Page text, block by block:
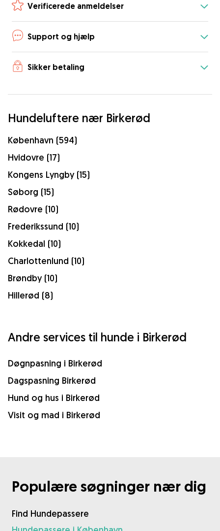
Verificerede anmeldelser
Support og hjælp
Sikker betaling
Hundeluftere nær Birkerød
København (594)
Hvidovre (17)
Kongens Lyngby (15)
Søborg (15)
Rødovre (10)
Frederikssund (10)
Kokkedal (10)
Charlottenlund (10)
Brøndby (10)
Hillerød (8)
Andre services til hunde i Birkerød
Døgnpasning i Birkerød
Dagspasning Birkerød
Hund og hus i Birkerød
Visit og mad i Birkerød
Populære søgninger nær dig
Find Hundepassere